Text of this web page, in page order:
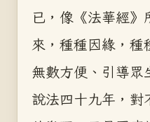
已，像《法華經
來，種種因緣，種
無數方便、引導眾
說法四十九年，對